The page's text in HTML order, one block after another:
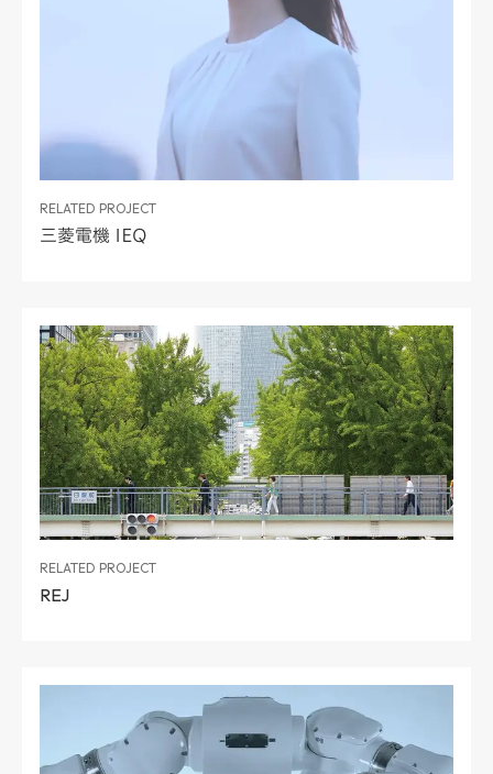
RELATED PROJECT
三菱電機 IEQ
RELATED PROJECT
REJ